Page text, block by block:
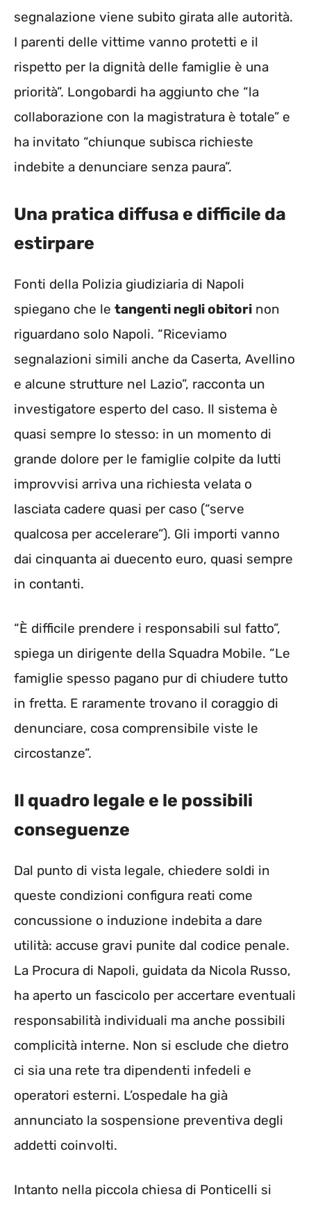
segnalazione viene subito girata alle autorità.
I parenti delle vittime vanno protetti e il
rispetto per la dignità delle famiglie è una
priorità”. Longobardi ha aggiunto che “la
collaborazione con la magistratura è totale” e
ha invitato “chiunque subisca richieste
indebite a denunciare senza paura”.
Una pratica diffusa e difficile da
estirpare
Fonti della Polizia giudiziaria di Napoli
spiegano che le tangenti negli obitori non
riguardano solo Napoli. “Riceviamo
segnalazioni simili anche da Caserta, Avellino
e alcune strutture nel Lazio”, racconta un
investigatore esperto del caso. Il sistema è
quasi sempre lo stesso: in un momento di
grande dolore per le famiglie colpite da lutti
improvvisi arriva una richiesta velata o
lasciata cadere quasi per caso (“serve
qualcosa per accelerare”). Gli importi vanno
dai cinquanta ai duecento euro, quasi sempre
in contanti.
“È difficile prendere i responsabili sul fatto”,
spiega un dirigente della Squadra Mobile. “Le
famiglie spesso pagano pur di chiudere tutto
in fretta. E raramente trovano il coraggio di
denunciare, cosa comprensibile viste le
circostanze”.
Il quadro legale e le possibili
conseguenze
Dal punto di vista legale, chiedere soldi in
queste condizioni configura reati come
concussione o induzione indebita a dare
utilità: accuse gravi punite dal codice penale.
La Procura di Napoli, guidata da Nicola Russo,
ha aperto un fascicolo per accertare eventuali
responsabilità individuali ma anche possibili
complicità interne. Non si esclude che dietro
ci sia una rete tra dipendenti infedeli e
operatori esterni. L’ospedale ha già
annunciato la sospensione preventiva degli
addetti coinvolti.
Intanto nella piccola chiesa di Ponticelli si